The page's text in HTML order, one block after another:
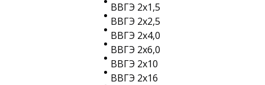
ВВГЭ 2х1,5
ВВГЭ 2х2,5
ВВГЭ 2х4,0
ВВГЭ 2х6,0
ВВГЭ 2х10
ВВГЭ 2х16